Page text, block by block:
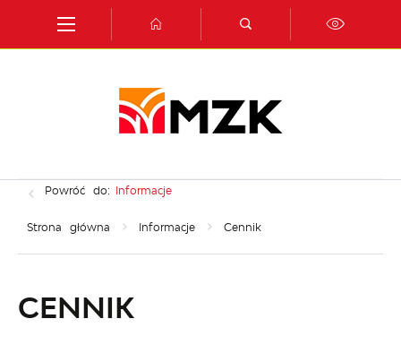
Przejdź do wyszukiwarki.
Przejdź do ustawień wielkości czcionki.
Włącz wersję kontrastową strony.
Powróć do: Informacje
Strona główna Informacje Cennik
CENNIK